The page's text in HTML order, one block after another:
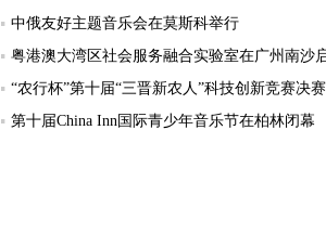
中俄友好主题音乐会在莫斯科举行
粤港澳大湾区社会服务融合实验室在广州南沙
“农行杯”第十届“三晋新农人”科技创新竞赛决
第十届China Inn国际青少年音乐节在柏林闭幕